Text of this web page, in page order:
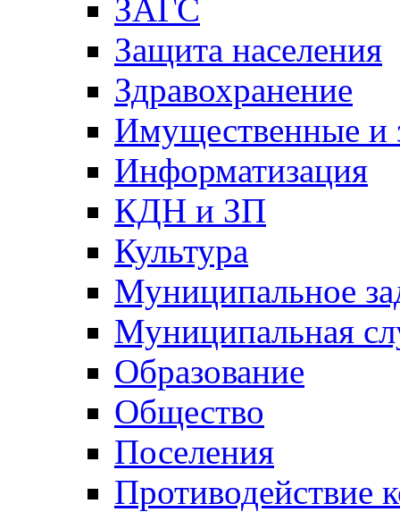
ЗАГС
Защита населения
Здравохранение
Имущественные и
Информатизация
КДН и ЗП
Культура
Муниципальное
Муниципальная
Образование
Общество
Поселения
Противодействие